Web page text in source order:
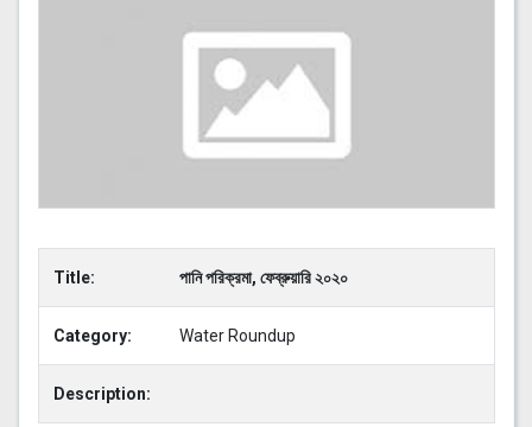
Title: পানি পরিক্রমা, ফেব্রুয়ারি ২০২০
Category: Water Roundup
Description: